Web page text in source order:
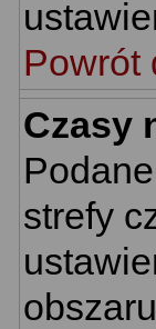
Powrót
Czasy
strefy